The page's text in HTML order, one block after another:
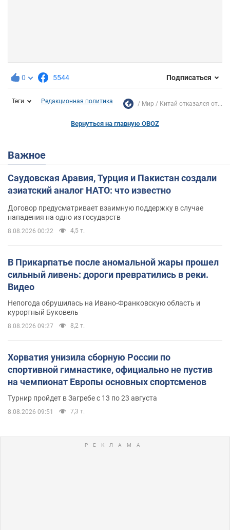
0 5544 Подписаться
Теги Редакционная политика Мир Китай отказался от...
Вернуться на главную OBOZ
Важное
Саудовская Аравия, Турция и Пакистан создали
азиатский аналог НАТО: что известно
Договор предусматривает взаимную поддержку в случае
нападения на одно из государств
8.08.2026 00:22 4,5 т.
В Прикарпатье после аномальной жары прошел
сильный ливень: дороги превратились в реки.
Видео
Непогода обрушилась на Ивано-Франковскую область и
курортный Буковель
8.08.2026 09:27 8,2 т.
Хорватия унизила сборную России по
спортивной гимнастике, официально не пустив
на чемпионат Европы основных спортсменов
Турнир пройдет в Загребе с 13 по 23 августа
8.08.2026 09:51 7,3 т.